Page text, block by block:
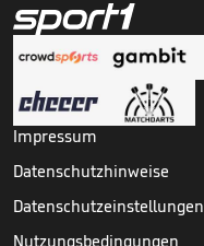
Impressum
Datenschutzhinweise
Datenschutzeinstellungen
Nutzungsbedingungen